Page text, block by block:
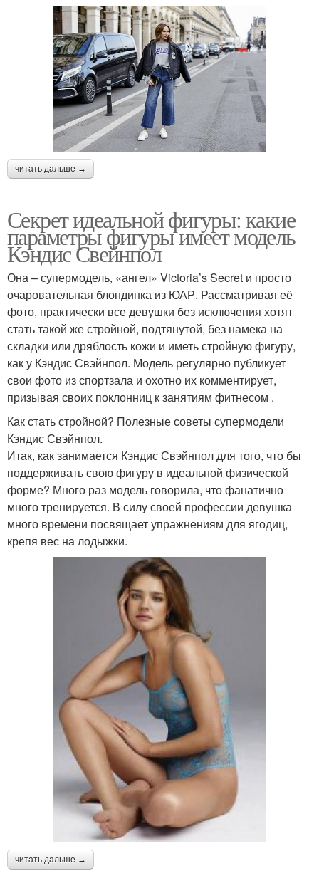
читать дальше →
Секрет идеальной фигуры: какие
параметры фигуры имеет модель
Кэндис Свейнпол
Она – супермодель, «ангел» Victoria’s Secret и просто
очаровательная блондинка из ЮАР. Рассматривая её
фото, практически все девушки без исключения хотят
стать такой же стройной, подтянутой, без намека на
складки или дряблость кожи и иметь стройную фигуру,
как у Кэндис Свэйнпол. Модель регулярно публикует
свои фото из спортзала и охотно их комментирует,
призывая своих поклонниц к занятиям фитнесом .
Как стать стройной? Полезные советы супермодели
Кэндис Свэйнпол.
Итак, как занимается Кэндис Свэйнпол для того, что бы
поддерживать свою фигуру в идеальной физической
форме? Много раз модель говорила, что фанатично
много тренируется. В силу своей профессии девушка
много времени посвящает упражнениям для ягодиц,
крепя вес на лодыжки.
читать дальше →